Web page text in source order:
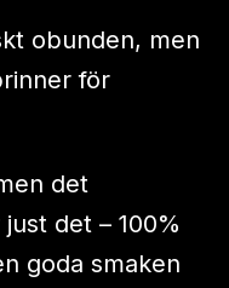
obunden, men
för
det
det – 100%
goda smaken